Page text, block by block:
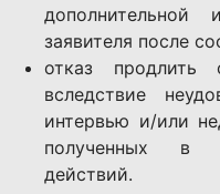
дополнительной
заявителя после
отказ продлить
вследствие
интервью и/или
полученных в
действий.